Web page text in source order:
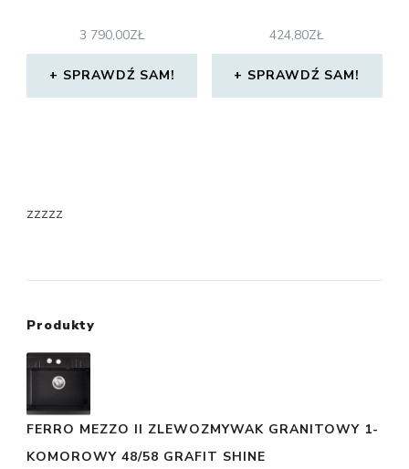
3 790,00ZŁ
SPRAWDŹ SAM!
424,80ZŁ
SPRAWDŹ SAM!
zzzzz
Produkty
FERRO MEZZO II ZLEWOZMYWAK GRANITOWY 1-
KOMOROWY 48/58 GRAFIT SHINE